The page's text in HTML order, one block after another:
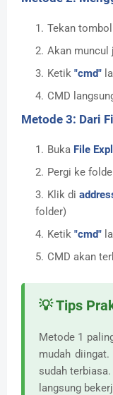
Tekan tombol
Akan muncul
Ketik "cmd"
CMD
Metode 3: Dari
Buka File
Pergi ke
Klik di
folder)
Ketik "cmd"
CMD akan
💡 Tips
Metode 1
mudah
sudah
langsung